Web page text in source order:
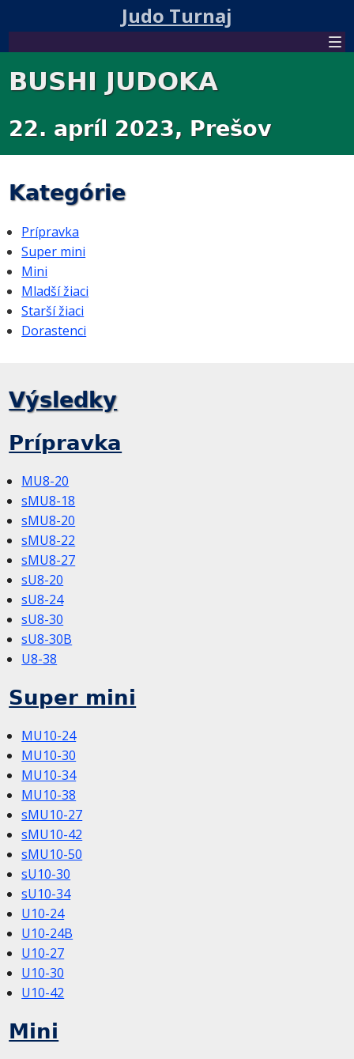
Judo Turnaj
BUSHI JUDOKA
22. apríl 2023, Prešov
Kategórie
Prípravka
Super mini
Mini
Mladší žiaci
Starší žiaci
Dorastenci
Výsledky
Prípravka
MU8-20
sMU8-18
sMU8-20
sMU8-22
sMU8-27
sU8-20
sU8-24
sU8-30
sU8-30B
U8-38
Super mini
MU10-24
MU10-30
MU10-34
MU10-38
sMU10-27
sMU10-42
sMU10-50
sU10-30
sU10-34
U10-24
U10-24B
U10-27
U10-30
U10-42
Mini